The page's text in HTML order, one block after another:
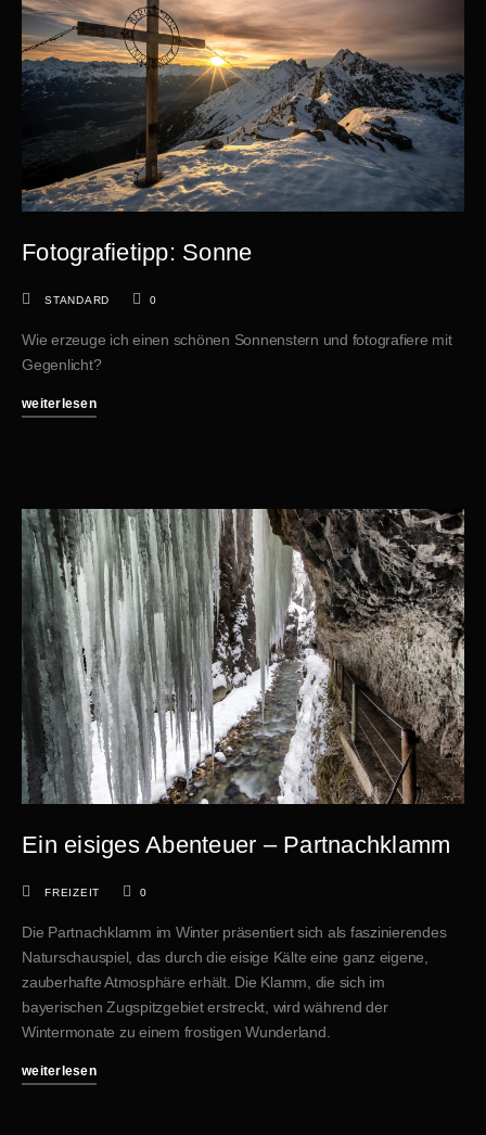
Fotografietipp: Sonne
STANDARD 0
Wie erzeuge ich einen schönen Sonnenstern und fotografiere mit
Gegenlicht?
weiterlesen
Ein eisiges Abenteuer – Partnachklamm
FREIZEIT 0
Die Partnachklamm im Winter präsentiert sich als faszinierendes
Naturschauspiel, das durch die eisige Kälte eine ganz eigene,
zauberhafte Atmosphäre erhält. Die Klamm, die sich im
bayerischen Zugspitzgebiet erstreckt, wird während der
Wintermonate zu einem frostigen Wunderland.
weiterlesen